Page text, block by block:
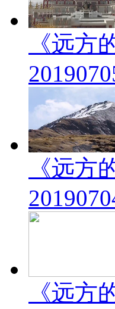
《远方
《远方
《远方